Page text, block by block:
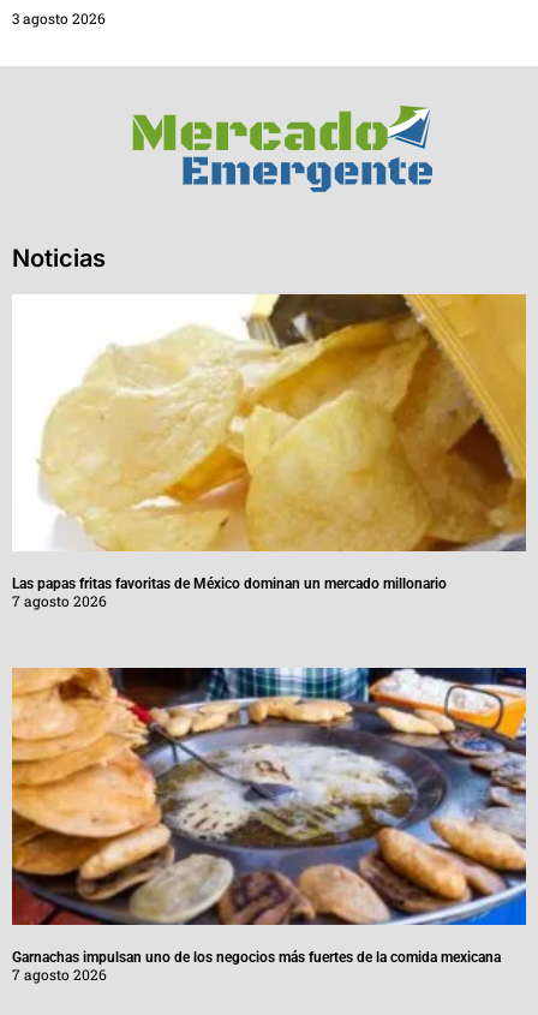
3 agosto 2026
Noticias
Las papas fritas favoritas de México dominan un mercado millonario
7 agosto 2026
Garnachas impulsan uno de los negocios más fuertes de la comida mexicana
7 agosto 2026